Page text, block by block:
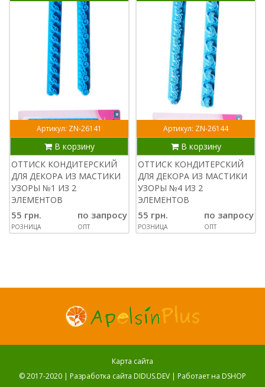
Артикул: ZN-26141
В корзину
ОТТИСК КОНДИТЕРСКИЙ
ДЛЯ ДЕКОРА ИЗ МАСТИКИ
УЗОРЫ №1 ИЗ 2
ЭЛЕМЕНТОВ
55 грн.
РОЗНИЦА
по запросу
ОПТ
Артикул: ZN-26144
В корзину
ОТТИСК КОНДИТЕРСКИЙ
ДЛЯ ДЕКОРА ИЗ МАСТИКИ
УЗОРЫ №4 ИЗ 2
ЭЛЕМЕНТОВ
55 грн.
РОЗНИЦА
по запросу
ОПТ
Карта сайта
© 2017-2020 | Разработка сайта DIDUS.DEV | Работает на DSHOP